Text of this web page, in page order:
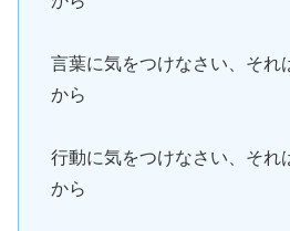
言葉に気をつけなさい、それ
から
行動に気をつけなさい、それ
から